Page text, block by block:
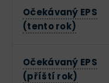
Očekávaný EPS
(tento rok)
Očekávaný EPS
(příští rok)